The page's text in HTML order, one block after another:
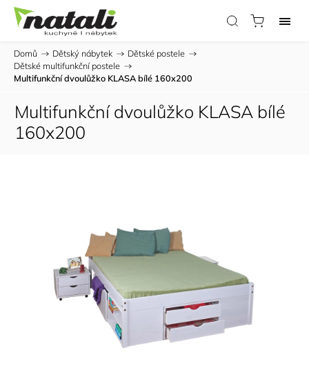
Domů / Dětský nábytek / Dětské postele /
Dětské multifunkční postele /
Multifunkční dvoulůžko KLASA bílé 160x200
Multifunkční dvoulůžko KLASA bílé
160x200